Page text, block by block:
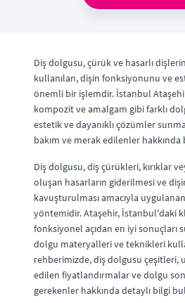
Diş dolgusu, çürük ve hasarlı
kullanılan, dişin fonksiyonunu ve
önemli bir işlemdir. İstanbul
kompozit ve amalgam gibi farklı
estetik ve dayanıklı çözümler
bakım ve merak edilenler hakkında
Diş dolgusu, diş çürükleri, kırıklar
oluşan hasarların giderilmesi ve
kavuşturulması amacıyla
yöntemidir. Ataşehir, İstanbul'daki
fonksiyonel açıdan en iyi sonuçları
dolgu materyalleri ve teknikleri
rehberimizde, diş dolgusu çeşitleri,
edilen fiyatlandırmalar ve dolgu
gerekenler hakkında detaylı bilgi